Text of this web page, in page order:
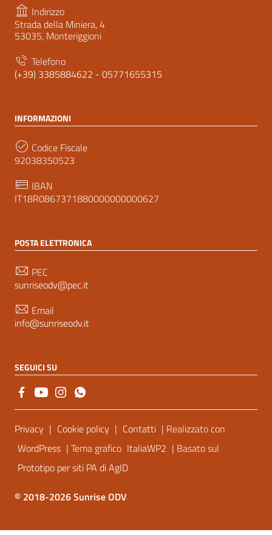
Indirizzo
Strada della Miniera, 4
53035, Monteriggioni
Telefono
(+39) 3385884622 - 05771655315
INFORMAZIONI
Codice Fiscale
92038350523
IBAN
IT18R0867371880000000000627
POSTA ELETTRONICA
PEC
sunriseodv@pec.it
Email
info@sunriseodv.it
SEGUICI SU
Sezione Link Utili
Privacy | Cookie policy | Contatti | Realizzato con
WordPress | Tema grafico ItaliaWP2 | Basato sul
Prototipo per siti PA di AgID
© 2018-2026 Sunrise ODV